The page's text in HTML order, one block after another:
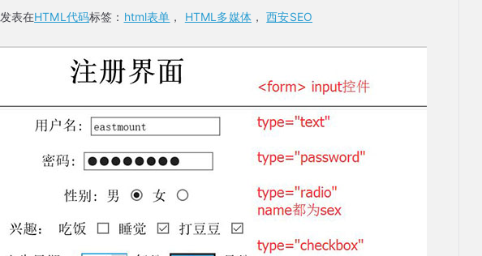
发表在HTML代码标签： html表单 ， HTML多媒体，西安SEO